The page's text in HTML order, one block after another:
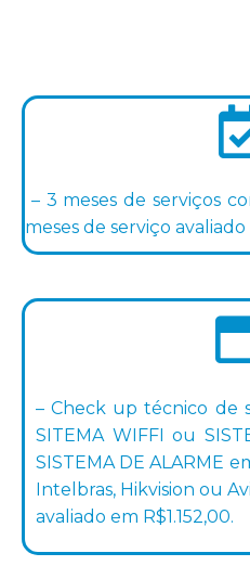
– 3 meses de serviços
meses de serviço avaliado
– Check up técnico de
SITEMA WIFFI ou
SISTEMA DE ALARME
Intelbras, Hikvision ou
avaliado em R$1.152,00.